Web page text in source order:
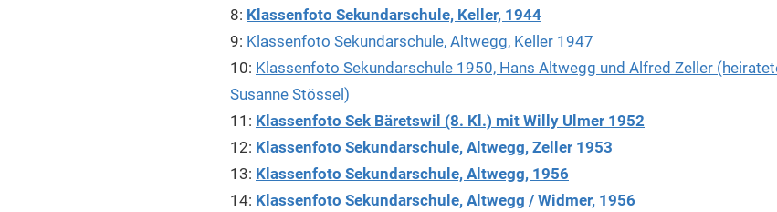
8: Klassenfoto Sekundarschule, Keller, 1944
9: Klassenfoto Sekundarschule, Altwegg, Keller 1947
10: Klassenfoto Sekundarschule 1950, Hans Altwegg und Alfred Zeller
Susanne Stössel)
11: Klassenfoto Sek Bäretswil (8. Kl.) mit Willy Ulmer 1952
12: Klassenfoto Sekundarschule, Altwegg, Zeller 1953
13: Klassenfoto Sekundarschule, Altwegg, 1956
14: Klassenfoto Sekundarschule, Altwegg / Widmer, 1956